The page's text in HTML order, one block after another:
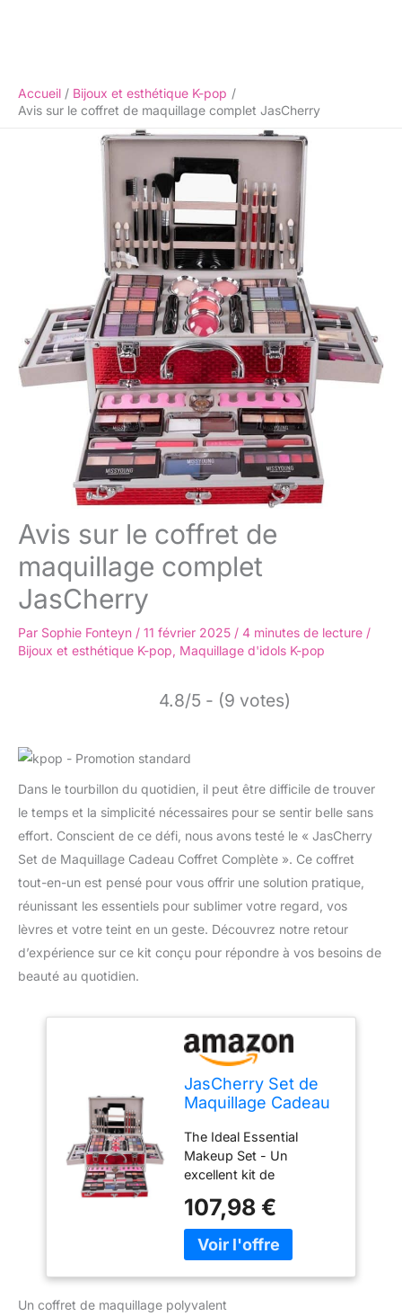
Accueil
Bijoux et esthétique K-pop
Avis sur le coffret de maquillage complet JasCherry
Avis sur le coffret de
maquillage complet
JasCherry
Par Sophie Fonteyn / 11 février 2025 / 4 minutes de lecture /
Bijoux et esthétique K-pop, Maquillage d'idols K-pop
4.8/5 - (9 votes)
Dans le tourbillon du quotidien, il peut être difficile de trouver
le temps et la simplicité nécessaires pour se sentir belle sans
effort. Conscient de ce défi, nous avons testé le « JasCherry
Set de Maquillage Cadeau Coffret Complète ». Ce coffret
tout-en-un est pensé pour vous offrir une solution pratique,
réunissant les essentiels pour sublimer votre regard, vos
lèvres et votre teint en un geste. Découvrez notre retour
d’expérience sur ce kit conçu pour répondre à vos besoins de
beauté au quotidien.
JasCherry Set de
Maquillage Cadeau
Ensemble de
Beauté Cosmétique
Kit Boite Compris
fard à Paupières
Palette, Fard à
joues et Brillant à
lèvres pour Yeuxe,
Lèvres Sourcil e
The Ideal Essential
Makeup Set - Un
excellent kit de
de maquillage de voyage
tout-en-un est plein de
maquillage vibrant. Le kit
n'importe quel look
107,98 €
Un coffret de maquillage polyvalent